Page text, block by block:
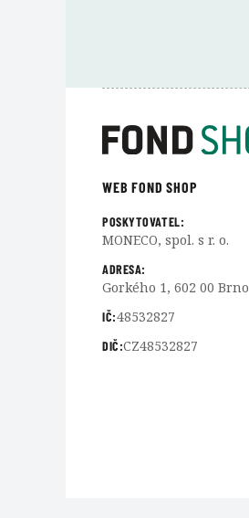
WEB FOND SHOP
POSKYTOVATEL:
MONECO, spol. s r. o.
ADRESA:
Gorkého 1, 602 00 Brno
IČ:48532827
DIČ:CZ48532827